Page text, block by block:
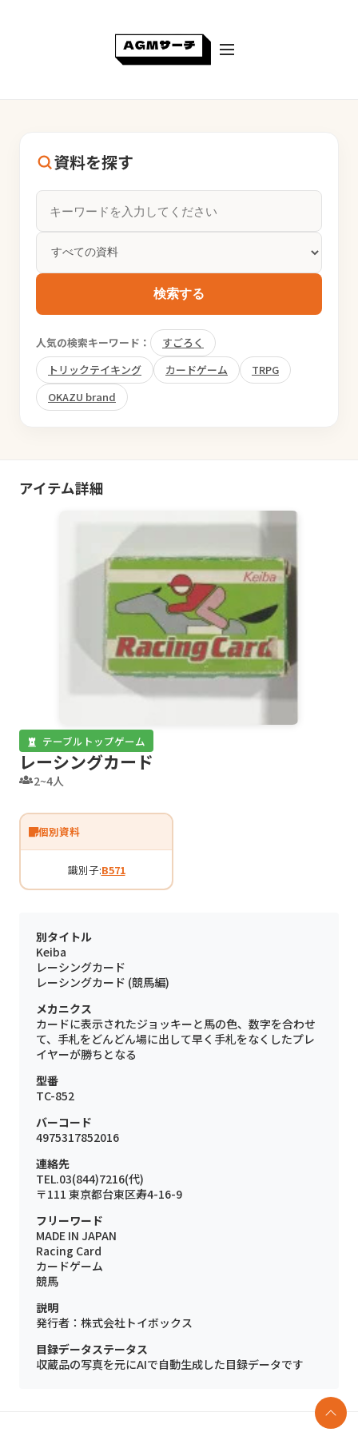
資料を探す
検索する
人気の検索キーワード：
すごろく
トリックテイキング
カードゲーム
TRPG
OKAZU brand
アイテム詳細
テーブルトップゲーム
レーシングカード
2~4人
個別資料
識別子:B571
別タイトル
Keiba
レーシングカード
レーシングカード (競馬編)
メカニクス
カードに表示されたジョッキーと馬の色、数字を合わせ
て、手札をどんどん場に出して早く手札をなくしたプレ
イヤーが勝ちとなる
型番
TC-852
バーコード
4975317852016
連絡先
TEL.03(844)7216(代)
〒111 東京都台東区寿4-16-9
フリーワード
MADE IN JAPAN
Racing Card
カードゲーム
競馬
説明
発行者：株式会社トイボックス
目録データステータス
収蔵品の写真を元にAIで自動生成した目録データです